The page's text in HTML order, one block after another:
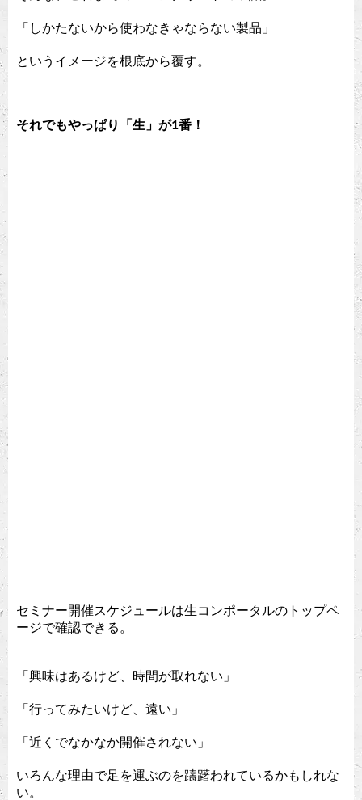
「しかたないから使わなきゃならない製品」
というイメージを根底から覆す。
それでもやっぱり「生」が1番！
セミナー開催スケジュールは生コンポータルのトップペ
ージで確認できる。
「興味はあるけど、時間が取れない」
「行ってみたいけど、遠い」
「近くでなかなか開催されない」
いろんな理由で足を運ぶのを躊躇われているかもしれな
い。